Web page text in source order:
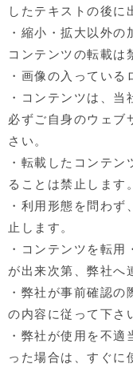
したテキストの後に
・縮小・拡大以外
コンテンツの転載は
・画像の入っている
・コンテンツは、当
必ずご自身のウェブ
さい。
・転載したコンテ
ることは禁止します。
・利用形態を問わ
止します。
・コンテンツを転
が出来次第、弊社へ
・弊社が事前確認
の内容に従って下さ
・弊社が使用を不
った場合は、すぐに